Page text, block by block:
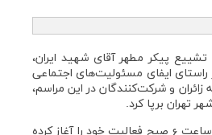
واحد مالی
اخبار
تشییع پیکر مطهر آقای شهید ایران،
راستای ایفای مسئولیت‌های اجتماعی
و شرکت‌کنندگان در این مراسم،
تهران برپا کرد.
این موکب از روز دوشنبه ساعت 6 صبح فعالیت خود را آغاز کرده